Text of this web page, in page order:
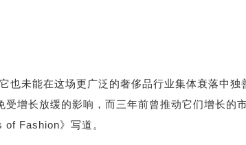
也未能在这场更广泛的奢侈品行业集体衰落中独
增长放缓的影响，而三年前曾推动它们增长的
of Fashion》写道。